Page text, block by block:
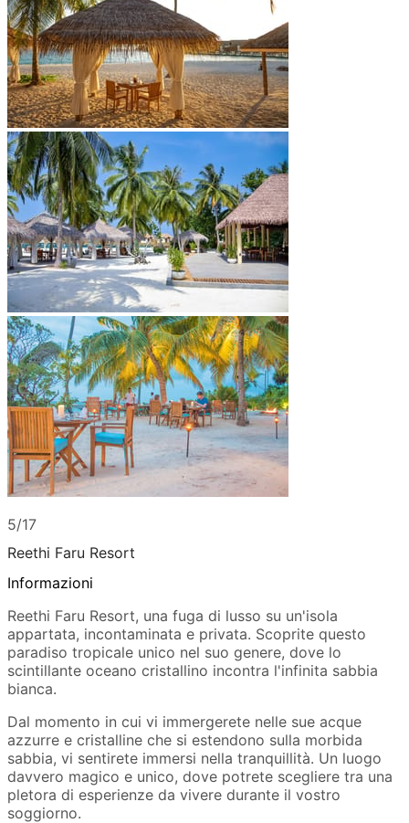
5/17
Reethi Faru Resort
Informazioni
Reethi Faru Resort, una fuga di lusso su un'isola
appartata, incontaminata e privata. Scoprite questo
paradiso tropicale unico nel suo genere, dove lo
scintillante oceano cristallino incontra l'infinita sabbia
bianca.
Dal momento in cui vi immergerete nelle sue acque
azzurre e cristalline che si estendono sulla morbida
sabbia, vi sentirete immersi nella tranquillità. Un luogo
davvero magico e unico, dove potrete scegliere tra una
pletora di esperienze da vivere durante il vostro
soggiorno.